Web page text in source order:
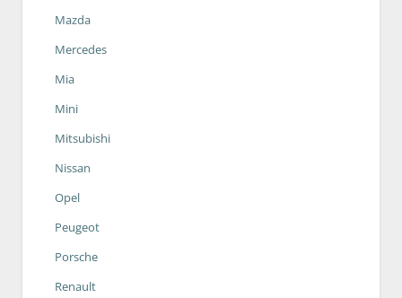
Mazda
Mercedes
Mia
Mini
Mitsubishi
Nissan
Opel
Peugeot
Porsche
Renault